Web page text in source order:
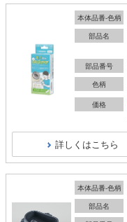
本体品番-色柄
部品名
部品番号
色柄
価格
詳しくはこちら
本体品番-色柄
部品名